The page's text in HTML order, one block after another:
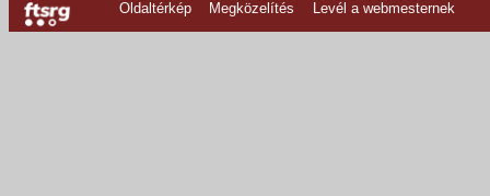
Oldaltérkép Megközelítés Levél a webmesternek